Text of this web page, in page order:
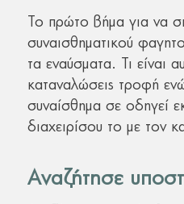
Το πρώτο βήμα για να
συναισθηματικού
τα εναύσματα. Τι είναι
καταναλώσεις τροφή
συναίσθημα σε οδηγεί
διαχειρίσου το με τον
Αναζήτησε